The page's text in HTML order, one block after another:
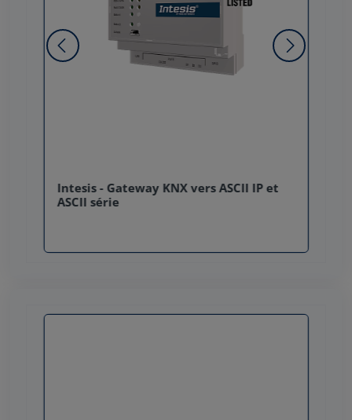
Intesis - Gateway KNX vers ASCII IP et
ASCII série